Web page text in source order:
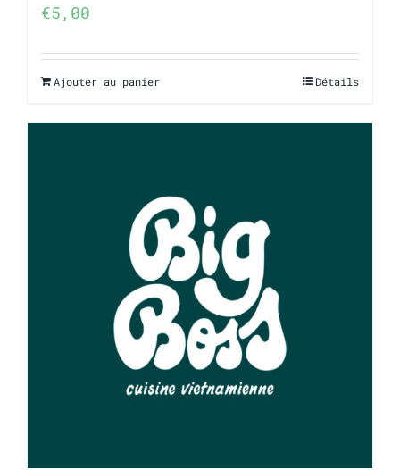
€5,00
Ajouter au panier Détails